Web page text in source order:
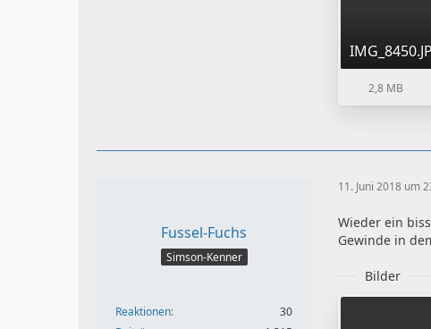
2,8 MB
Fussel-Fuchs
Simson-Kenner
Reaktionen
30
11. Juni 2018 um
Wieder ein
Gewinde in
Bilder